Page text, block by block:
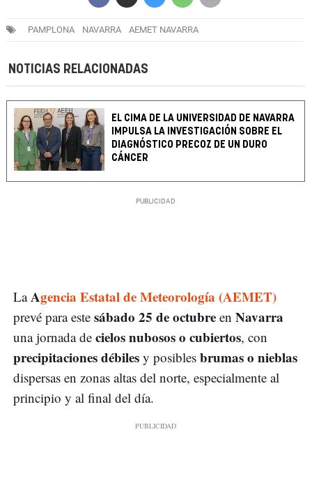
PAMPLONA NAVARRA AEMET NAVARRA
NOTICIAS RELACIONADAS
EL CIMA DE LA UNIVERSIDAD DE NAVARRA
IMPULSA LA INVESTIGACIÓN SOBRE EL
DIAGNÓSTICO PRECOZ DE UN DURO
CÁNCER
LaAgencia Estatal de Meteorología (AEMET)
prevé para este sábado 25 de octubre en Navarra
una jornada de cielos nubosos o cubiertos, con
precipitaciones débiles y posibles brumas o nieblas
dispersas en zonas altas del norte, especialmente al
principio y al final del día.